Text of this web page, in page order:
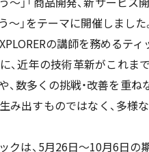
」をテーマに開催しました
の講師を務めるテ
、近年の技術革新がこれ
数多くの挑戦・改善を重
み出すものではなく、多
クは、5月26日～10月6日